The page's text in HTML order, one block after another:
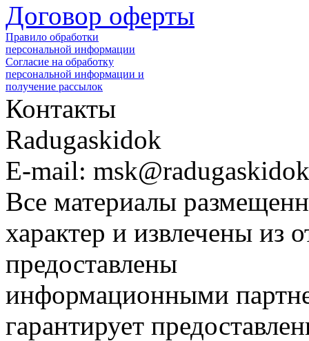
Договор оферты
Правило обработки
персональной информации
Согласие на обработку
персональной информации и
получение рассылок
Контакты
Radugaskidok
E-mail:
Все материалы
характер и извлечены из
предоставлены
информационными
гарантирует